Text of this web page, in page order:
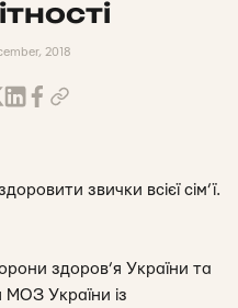
2018
звички всієї сім’ї.
здоров’я України та
МОЗ України із